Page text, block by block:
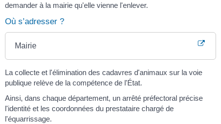
demander à la mairie qu'elle vienne l'enlever.
Où s’adresser ?
Mairie
La collecte et l'élimination des cadavres d'animaux sur la voie
publique relève de la compétence de l'État.
Ainsi, dans chaque département, un arrêté préfectoral précise
l'identité et les coordonnées du prestataire chargé de
l'équarrissage.